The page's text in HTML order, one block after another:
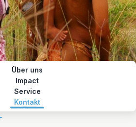
Über uns
Impact
Service
Kontakt